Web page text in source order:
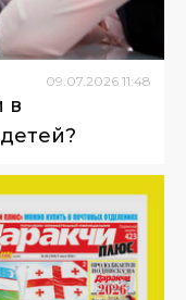
09.07.2026 11:48
в